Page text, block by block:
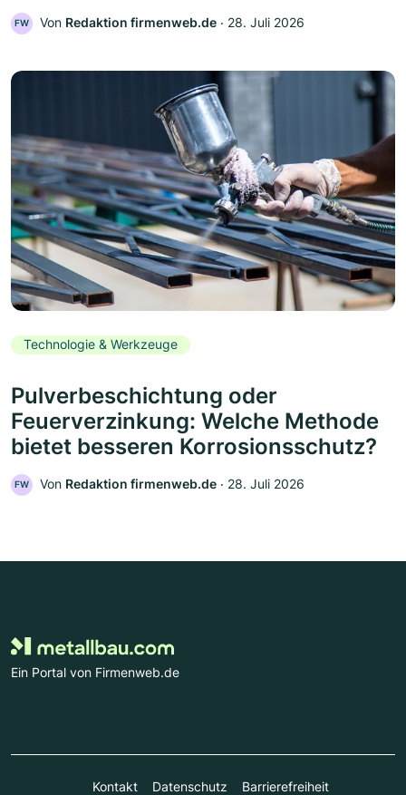
FW Von Redaktion firmenweb.de ‧ 28. Juli 2026
Technologie & Werkzeuge
Pulverbeschichtung oder
Feuerverzinkung: Welche Methode
bietet besseren Korrosionsschutz?
FW Von Redaktion firmenweb.de ‧ 28. Juli 2026
Ein Portal von Firmenweb.de
Kontakt Datenschutz Barrierefreiheit